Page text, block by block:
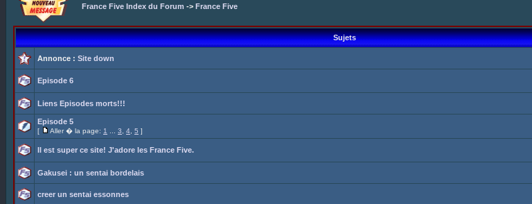
France Five Index du Forum -> France Five
Sujets
Annonce : Site down
Episode 6
Liens Episodes morts!!!
Episode 5
[ Aller � la page: 1 3 4 5 ]
Il est super ce site! J'adore les France Five.
Gakusei : un sentai bordelais
creer un sentai essonnes